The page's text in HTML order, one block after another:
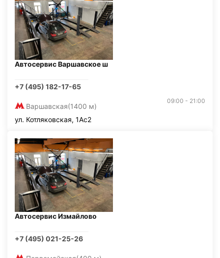
Автосервис Варшавское ш
+7 (495) 182-17-65
Варшавская(1400 м)
09:00 - 21:00
ул. Котляковская, 1Ас2
Автосервис Измайлово
+7 (495) 021-25-26